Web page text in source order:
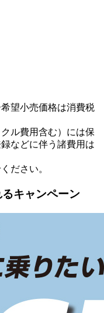
望小売価格は消費税
ル費用含む）には保
などに伴う諸費用は
ださい。
キャンペーン